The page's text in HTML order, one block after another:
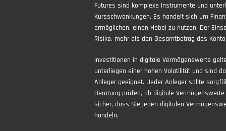
Futures sind komplexe Instrumente und
Kursschwankungen. Es handelt sich um
ermöglichen, einen Hebel zu nutzen. Der
Risiko, mehr als den Gesamtbetrag des
Investitionen in digitale Vermögenswerte
unterliegen einer hohen Volatilität und sind
Anleger geeignet. Jeder Anleger sollte
Beratung prüfen, ob digitale
sicher, dass Sie jeden digitalen
handeln.